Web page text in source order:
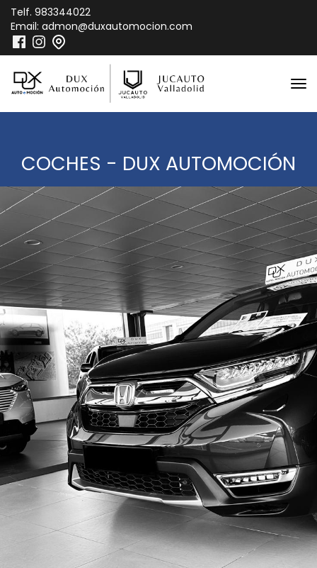
Telf. 983344022
Email: admon@duxautomocion.com
COCHES - DUX AUTOMOCIÓN